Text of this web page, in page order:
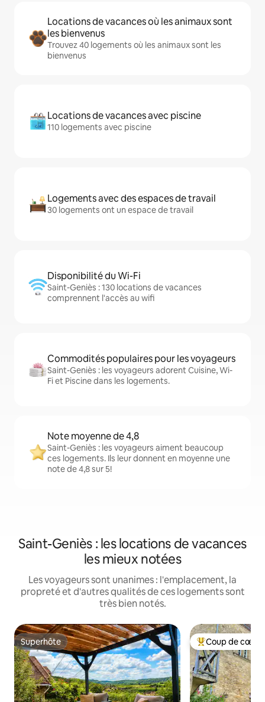
Locations de vacances où les animaux sont
les bienvenus
Trouvez 40 logements où les animaux sont les
bienvenus
Locations de vacances avec piscine
110 logements avec piscine
Logements avec des espaces de travail
30 logements ont un espace de travail
Disponibilité du Wi-Fi
Saint-Geniès : 130 locations de vacances
comprennent l'accès au wifi
Commodités populaires pour les voyageurs
Saint-Geniès : les voyageurs adorent Cuisine, Wi-
Fi et Piscine dans les logements.
Note moyenne de 4,8
Saint-Geniès : les voyageurs aiment beaucoup
ces logements. Ils leur donnent en moyenne une
note de 4,8 sur 5!
Saint-Geniès : les locations de vacances
les mieux notées
Les voyageurs sont unanimes : l'emplacement, la
propreté et d'autres qualités de ces logements sont
très bien notés.
Superhôte
Superhôte Coup de cœur
Coup de cœur